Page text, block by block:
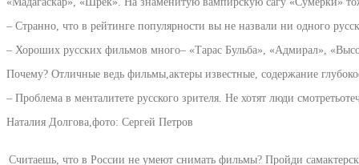
– Странно, что в рейтинге популярности вы не назвали ни одного
– Хороших русских фильмов много– «Тарас Бульба», «Адмирал»,
Почему? Отличные ведь фильмы,актеры известные, содержание
– Проблема в менталитете русского зрителя. Не хотят люди
Наталия Долгова,фото: Сергей Петров
Считаешь, что в России не умеют снимать фильмы? Пройди